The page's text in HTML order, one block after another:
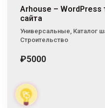
Arhouse – WordPress
сайта
Универсальные Каталог
Строительство
₽5000